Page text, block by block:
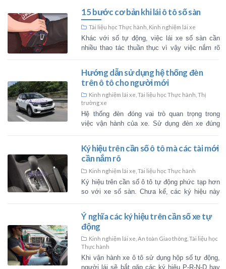
người điều khiển tập trung hơn
mà không cần phải bận tâm
khiển trên ô tô
Kinh nghiệm lái xe , Tài liệu học
Việc có quá nhiều nút chức
trên ô tô dễ khiến nhiều người
là người lần đầu làm quen với
Hướng dẫn chi tiết cách
sàn êm ái, an toàn
Tài liệu học Thực hành,An toàn
nghiệm lái xe
gì? Hướng dẫn cách chạy xe số
chia sẻ những kinh nghiệm lái
an toàn, êm ái. [...]
15 bước cơ bản khi lái ô tô
Tài liệu học Thực hành ,Kinh